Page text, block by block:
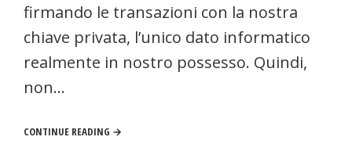
firmando le transazioni con la nostra
chiave privata, l’unico dato informatico
realmente in nostro possesso. Quindi,
non…
CONTINUE READING →